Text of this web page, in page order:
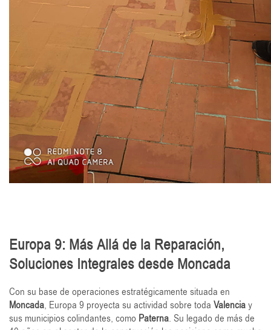
Europa 9: Más Allá de la Reparación,
Soluciones Integrales desde Moncada
Con su base de operaciones estratégicamente situada en
Moncada, Europa 9 proyecta su actividad sobre toda Valenciay
sus municipios colindantes, como Paterna. Su legado de más de